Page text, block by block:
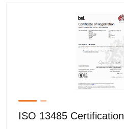
ISO 13485 Certification